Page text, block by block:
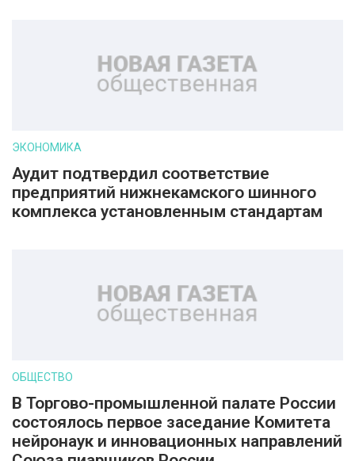
ЭКОНОМИКА
Аудит подтвердил соответствие
предприятий нижнекамского шинного
комплекса установленным стандартам
ОБЩЕСТВО
В Торгово-промышленной палате России
состоялось первое заседание Комитета
нейронаук и инновационных направлений